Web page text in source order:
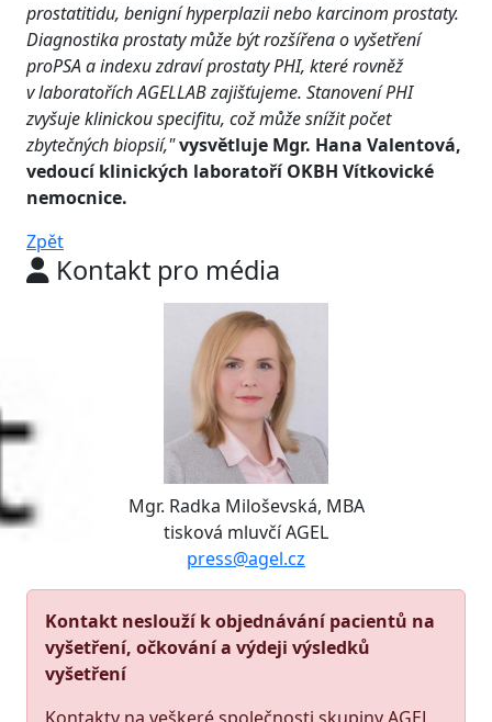
prostatitidu, benigní hyperplazii nebo karcinom prostaty.
Diagnostika prostaty může být rozšířena o vyšetření
proPSA a indexu zdraví prostaty PHI, které rovněž
v laboratořích AGELLAB zajišťujeme. Stanovení PHI
zvyšuje klinickou specifitu, což může snížit počet
zbytečných biopsií,"vysvětluje Mgr. Hana Valentová,
vedoucí klinických laboratoří OKBH Vítkovické
nemocnice.
Zpět
Kontakt pro média
Mgr. Radka Miloševská, MBA
tisková mluvčí AGEL
press@agel.cz
Kontakt neslouží k objednávání pacientů na
vyšetření, očkování a výdeji výsledků
vyšetření